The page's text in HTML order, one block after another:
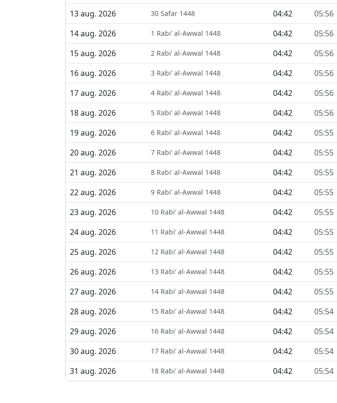
13 aug. 2026
30 Safar 1448 04:42 05:56
14 aug. 2026
1 Rabi’ al-Awwal 1448 04:42 05:56
15 aug. 2026
2 Rabi’ al-Awwal 1448 04:42 05:56
16 aug. 2026
3 Rabi’ al-Awwal 1448 04:42 05:56
17 aug. 2026
4 Rabi’ al-Awwal 1448 04:42 05:56
18 aug. 2026
5 Rabi’ al-Awwal 1448 04:42 05:56
19 aug. 2026
6 Rabi’ al-Awwal 1448 04:42 05:55
20 aug. 2026
7 Rabi’ al-Awwal 1448 04:42 05:55
21 aug. 2026
8 Rabi’ al-Awwal 1448 04:42 05:55
22 aug. 2026
9 Rabi’ al-Awwal 1448 04:42 05:55
23 aug. 2026
10 Rabi’ al-Awwal 1448 04:42 05:55
24 aug. 2026
11 Rabi’ al-Awwal 1448 04:42 05:55
25 aug. 2026
12 Rabi’ al-Awwal 1448 04:42 05:55
26 aug. 2026
13 Rabi’ al-Awwal 1448 04:42 05:55
27 aug. 2026
14 Rabi’ al-Awwal 1448 04:42 05:55
28 aug. 2026
15 Rabi’ al-Awwal 1448 04:42 05:54
29 aug. 2026
16 Rabi’ al-Awwal 1448 04:42 05:54
30 aug. 2026
17 Rabi’ al-Awwal 1448 04:42 05:54
31 aug. 2026
18 Rabi’ al-Awwal 1448 04:42 05:54